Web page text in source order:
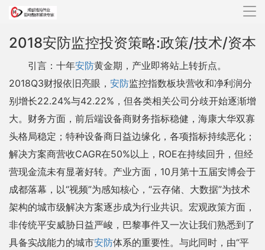
导
2018安防监控投资策略:政策/技术/资本
引言：十年安防黄金期，产业即将站上转折点。
2018Q3财报依旧亮眼， 安防监控指数板块营收和净利润分
别增长22.24%与42.22%，但各类相关公司分歧开始逐渐增
大。财务方面，前后端设备商财务指标稳健，海康大华双寡
头格局稳定；特种设备商日益边缘化，各项指标持续恶化；
解决方案商营收CAGR在50%以上，ROE在持续回升，但经
营现金流未有显著好转。产业方面，10月第十五届安博会于
成都落幕，以“视频”为感知核心，“云存储、大数据”为技术
架构的城市级解决方案逐步成为行业共识。宏观政策方面，
非传统平安威胁日益严峻，巴黎事件又一次让我们熟悉到了
具备实战能力的城市安防体系的重要性。与此同时，由“平